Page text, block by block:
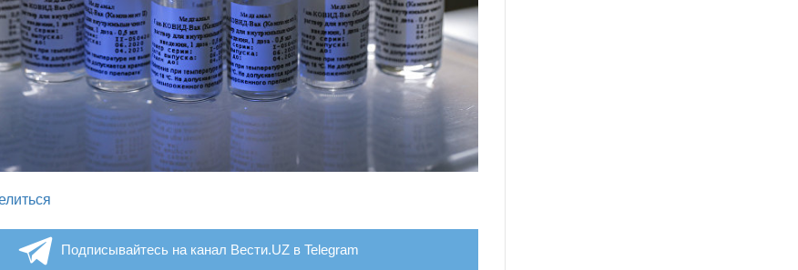
Подписывайтесь на канал Вести.UZ в Telegram